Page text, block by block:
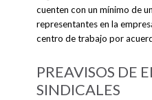
cuenten con un mínimo de
representantes en la
centro de trabajo por
PREAVISOS DE
SINDICALES